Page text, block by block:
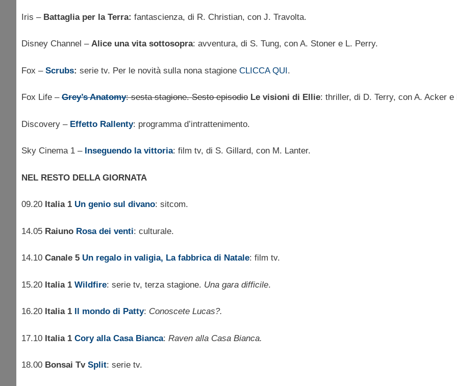
Iris – Battaglia per la Terra: fantascienza, di R. Christian, con J. Travolta.
Disney Channel – Alice una vita sottosopra: avventura, di S. Tung, con A. Stoner e L. Perry.
Fox – Scrubs: serie tv. Per le novità sulla nona stagione CLICCA QUI.
Fox Life – Grey’s Anatomy: sesta stagione. Sesto episodio Le visioni di Ellie: thriller, di D. Terry, con A. Acker e
Discovery – Effetto Rallenty: programma d’intrattenimento.
Sky Cinema 1 – Inseguendo la vittoria: film tv, di S. Gillard, con M. Lanter.
NEL RESTO DELLA GIORNATA
09.20 Italia 1 Un genio sul divano: sitcom.
14.05 Raiuno Rosa dei venti: culturale.
14.10 Canale 5 Un regalo in valigia, La fabbrica di Natale: film tv.
15.20 Italia 1 Wildfire: serie tv, terza stagione. Una gara difficile.
16.20 Italia 1 Il mondo di Patty: Conoscete Lucas?.
17.10 Italia 1 Cory alla Casa Bianca: Raven alla Casa Bianca.
18.00 Bonsai Tv Split: serie tv.